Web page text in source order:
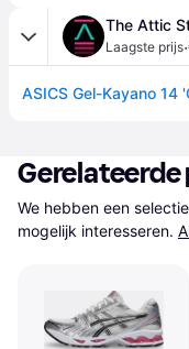
The Attic
Laagste prijs·
We hebben een
mogelijk interesseren.